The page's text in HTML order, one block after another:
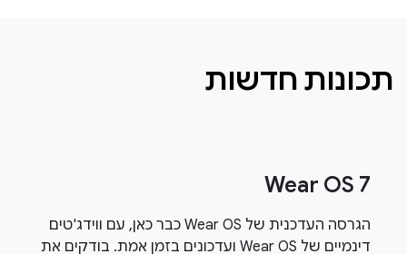
תכונות חדשות
Wear OS 7
הגרסה העדכנית של Wear OS כבר כאן, עם ווידג'טים
דינמיים של Wear OS ועדכונים בזמן אמת. בודקים את